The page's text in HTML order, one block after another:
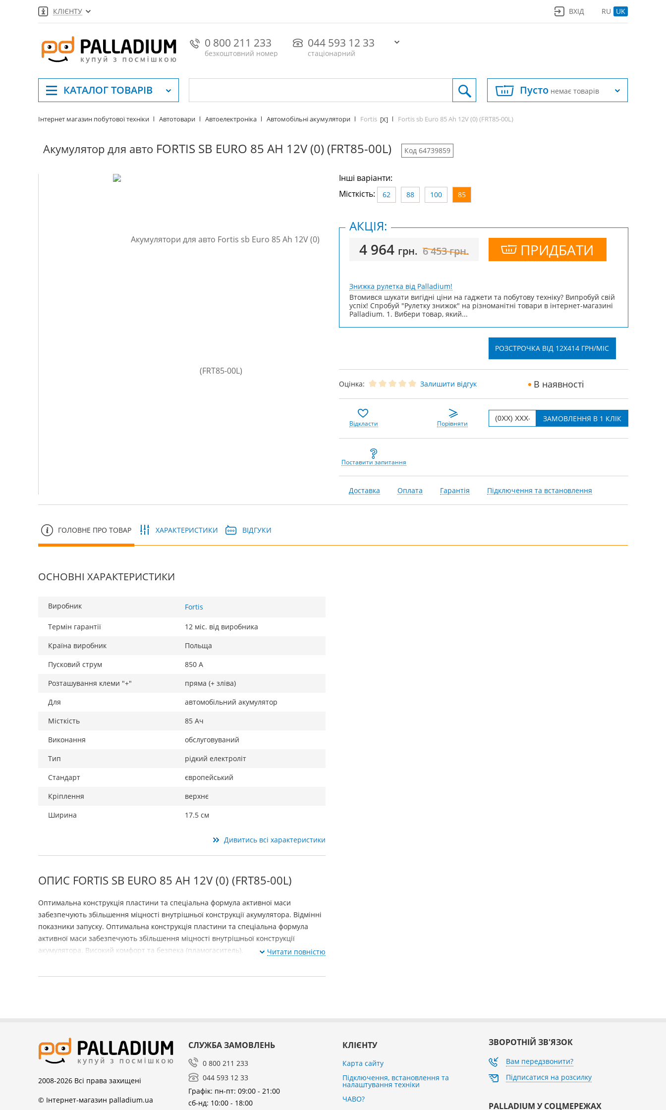
КЛІЄНТУ RU UK
ВХІД
0 800 211 233
безкоштовний номер
044 593 12 33
стаціонарний
КАТАЛОГТОВАРІВ Пусто немає товарів
Інтернет магазин побутової техніки Автотовари Автоелектроніка Автомобільні акумулятори Fortis [X] Fortis sb Euro 85 Ah 12V (0) (FRT85-00L)
Акумулятор для авто FORTIS SB EURO 85 AH 12V (0) (FRT85-00L) Код 64739859
Інші варіанти:
Місткість:
62 88 100 85
4 964 грн. 6 453грн. ПРИДБАТИ
АКЦІЯ:
Знижка рулетка від Palladium!
Втомився шукати вигідні ціни на гаджети та побутову техніку? Випробуй свій
успіх! Спробуй "Рулетку знижок" на різноманітні товари в інтернет-магазині
Palladium. 1. Вибери товар, який...
РОЗСТРОЧКА ВІД 12X414 ГРН/МІС
Оцінка: Залишити відгук В наявності
Відкласти Порівняти
Поставити запитання
Доставка Оплата Гарантія Підключення та встановлення
ГОЛОВНЕ ПРО ТОВАР ХАРАКТЕРИСТИКИ ВІДГУКИ
ОСНОВНІ ХАРАКТЕРИСТИКИ
Виробник Fortis
Термін гарантії
12 міс. від виробника
Країна виробник
Польща
Пусковий струм
850 А
Розташування клеми "+"
пряма (+ зліва)
Для
автомобільний акумулятор
Місткість
85 Ач
Виконання
обслуговуваний
Тип
рідкий електроліт
Стандарт
європейський
Кріплення
верхнє
Ширина
17.5 см
Дивитись всі характеристики
ОПИС FORTIS SB EURO 85 AH 12V (0) (FRT85-00L)
Оптимальна конструкція пластини та спеціальна формула активної маси
забезпечують збільшення міцності внутрішньої конструкції акумулятора. Відмінні
показники запуску. Оптимальна конструкція пластини та спеціальна формула
активної маси забезпечують збільшення міцності внутрішньої конструкції
акумулятора. Високий комфорт та безпека (пламогаситель).
Читати повністю
2008-2026 Всі права захищені
© Інтернет-магазин palladium.ua
СЛУЖБА ЗАМОВЛЕНЬ
0 800 211 233
044 593 12 33
Графік: пн-пт: 09:00 - 21:00
сб-нд: 10:00 - 18:00
КЛІЄНТУ
Карта сайту
Підключення, встановлення та
налаштування техніки
ЧАВО?
ЗВОРОТНІЙ ЗВ'ЯЗОК
Вам передзвонити?
Підписатися на розсилку
PALLADIUM У СОЦМЕРЕЖАХ